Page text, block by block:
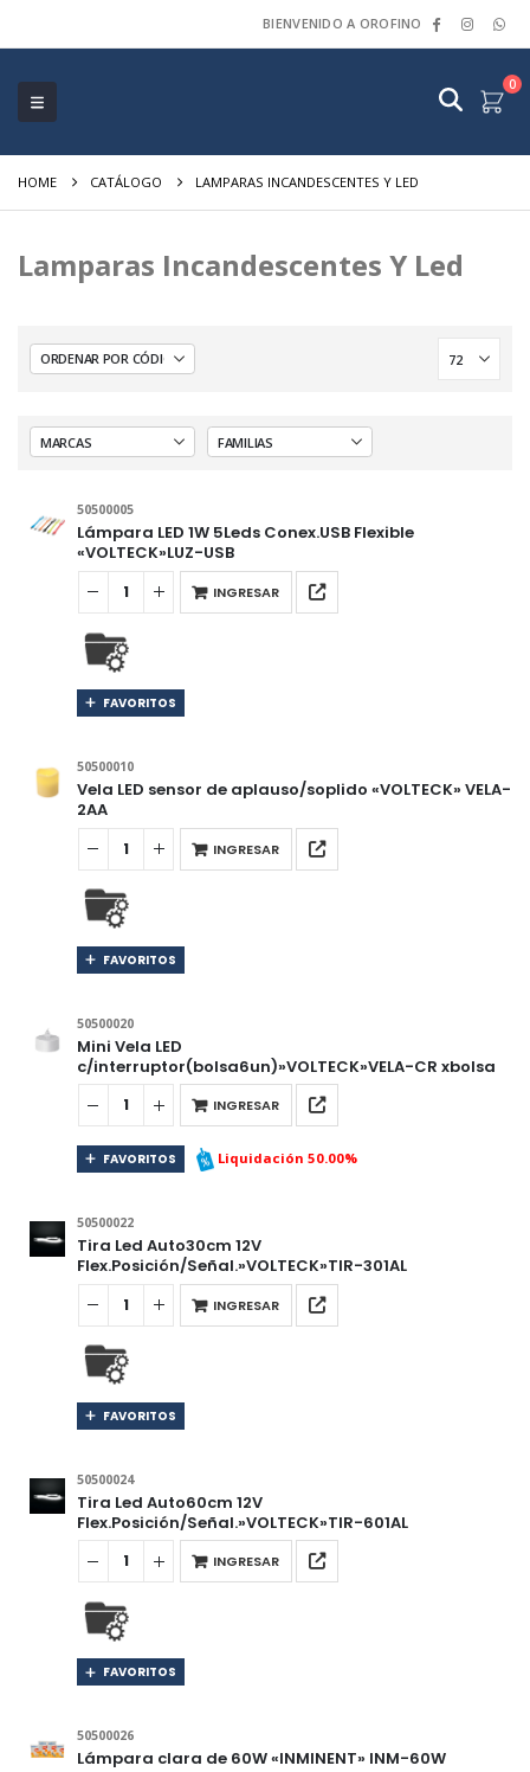
BIENVENIDO A OROFINO
0
HOME CATÁLOGO LAMPARAS INCANDESCENTES Y LED
Lamparas Incandescentes Y Led
50500005
Lámpara LED 1W 5Leds Conex.USB Flexible
«VOLTECK»LUZ-USB
INGRESAR
FAVORITOS
50500010
Vela LED sensor de aplauso/soplido «VOLTECK» VELA-
2AA
INGRESAR
FAVORITOS
50500020
Mini Vela LED
c/interruptor(bolsa6un)»VOLTECK»VELA-CR xbolsa
INGRESAR
FAVORITOS Liquidación 50.00%
50500022
Tira Led Auto30cm 12V
Flex.Posición/Señal.»VOLTECK»TIR-301AL
INGRESAR
FAVORITOS
50500024
Tira Led Auto60cm 12V
Flex.Posición/Señal.»VOLTECK»TIR-601AL
INGRESAR
FAVORITOS
50500026
Lámpara clara de 60W «INMINENT» INM-60W